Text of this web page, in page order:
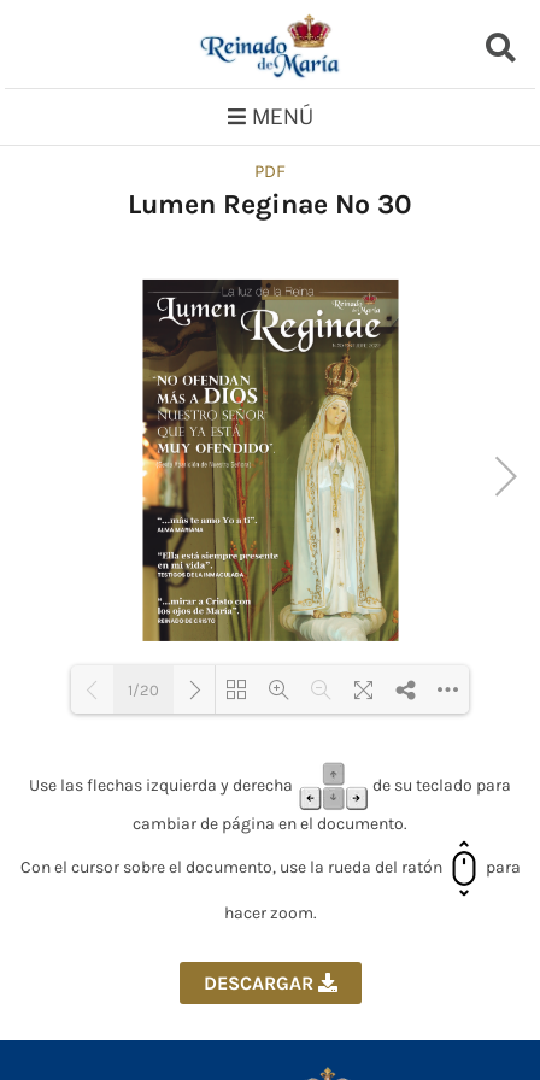
MENÚ
PDF
Lumen Reginae No 30
Loading PDF 18% ...
1/20
Use las flechas izquierda y derecha
de su teclado para
cambiar de página en el documento.
Con el cursor sobre el documento, use la rueda del ratón para
hacer zoom.
DESCARGAR